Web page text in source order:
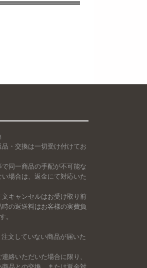
・交換は一切受け付けてお
で同一商品の手配が不可能な
場合は、返金にて対応いた
キャンセルはお受け取り前
の返送料はお客様の実費負
。
文していない商品が届いた
絡いただいた場合に限り、